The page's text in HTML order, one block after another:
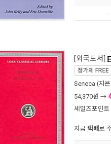
-
[외국도서]
정가제 FREE
Seneca (지
54,370원 →
세일즈포인트
지금 택배로